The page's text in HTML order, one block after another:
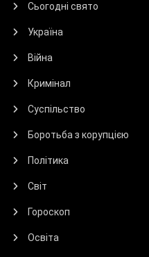
Сьогодні свято
Україна
Війна
Кримінал
Суспільство
Боротьба з корупцією
Політика
Світ
Гороскоп
Освіта